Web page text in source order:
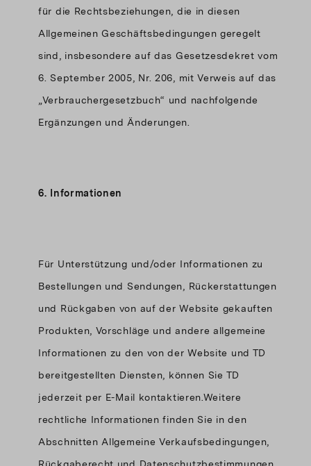
für die Rechtsbeziehungen, die in diesen
Allgemeinen Geschäftsbedingungen geregelt
sind, insbesondere auf das Gesetzesdekret vom
6. September 2005, Nr. 206, mit Verweis auf das
„Verbrauchergesetzbuch“ und nachfolgende
Ergänzungen und Änderungen.
6. Informationen
Für Unterstützung und/oder Informationen zu
Bestellungen und Sendungen, Rückerstattungen
und Rückgaben von auf der Website gekauften
Produkten, Vorschläge und andere allgemeine
Informationen zu den von der Website und TD
bereitgestellten Diensten, können Sie TD
jederzeit per E-Mail kontaktieren.Weitere
rechtliche Informationen finden Sie in den
Abschnitten Allgemeine Verkaufsbedingungen,